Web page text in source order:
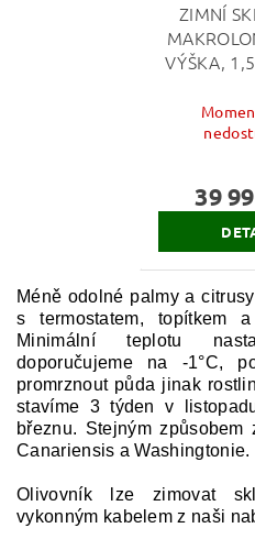
Méně odolné palmy a
s termostatem, topítkem
Minimální teplotu
doporučujeme na -1°C,
promrznout půda jinak
stavíme 3 týden v
březnu. Stejným
Canariensis a Washingtonie.
Olivovník lze zimovat
vykonným kabelem z naši
ZIMNÍ
VÝŠKA,
39